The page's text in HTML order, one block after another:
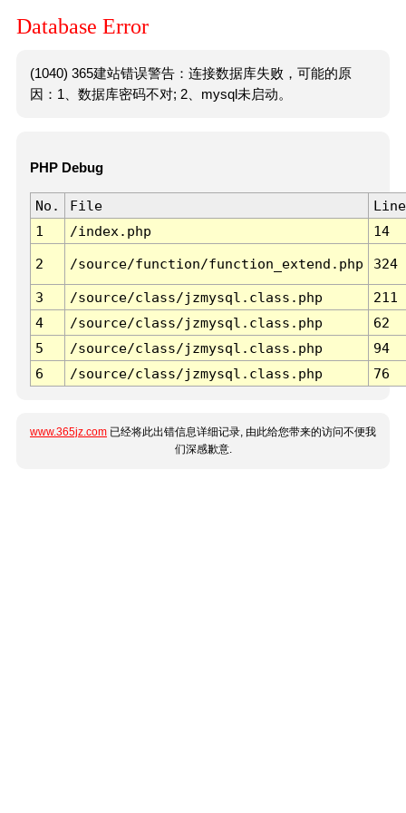
Database Error
(1040) 365建站错误警告：连接数据库失败，可能的原
因：1、数据库密码不对; 2、mysql未启动。
PHP Debug
No. File
Line
1
/index.php 14
2 /source/function/function_extend.php 324
3 /source/class/jzmysql.class.php
211
4
/source/class/jzmysql.class.php
62
5
/source/class/jzmysql.class.php
94
6
/source/class/jzmysql.class.php 76
www.365jz.com 已经将此出错信息详细记录, 由此给您带来的访问不便我
们深感歉意.